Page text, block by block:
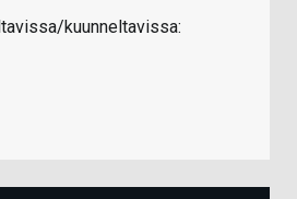
kuunneltavissa: